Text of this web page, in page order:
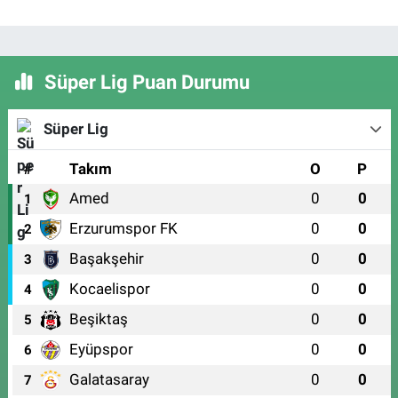
Süper Lig Puan Durumu
Süper Lig
# Takım O P
1 Amed 0 0
2 Erzurumspor FK 0 0
3 Başakşehir 0 0
4 Kocaelispor 0 0
5 Beşiktaş 0 0
6 Eyüpspor 0 0
7 Galatasaray 0 0